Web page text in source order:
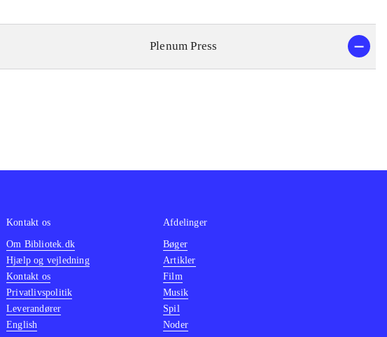
Plenum Press
Kontakt os
Om Bibliotek.dk
Hjælp og vejledning
Kontakt os
Privatlivspolitik
Leverandører
English
Afdelinger
Bøger
Artikler
Film
Musik
Spil
Noder